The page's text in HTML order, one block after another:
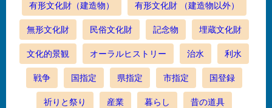
有形文化財（建造物） 有形文化財 （建造物以外）
無形文化財 民俗文化財 記念物 埋蔵文化財
文化的景観 オーラルヒストリー 治水 利水
戦争 国指定 県指定 市指定 国登録
祈りと祭り 産業 暮らし 昔の道具